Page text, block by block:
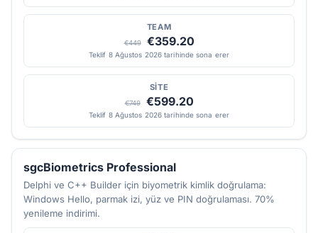
TEAM
€449 €359.20
Teklif 8 Ağustos 2026 tarihinde sona erer
SITE
€749 €599.20
Teklif 8 Ağustos 2026 tarihinde sona erer
sgcBiometrics Professional
Delphi ve C++ Builder için biyometrik kimlik doğrulama:
Windows Hello, parmak izi, yüz ve PIN doğrulaması. 70%
yenileme indirimi.